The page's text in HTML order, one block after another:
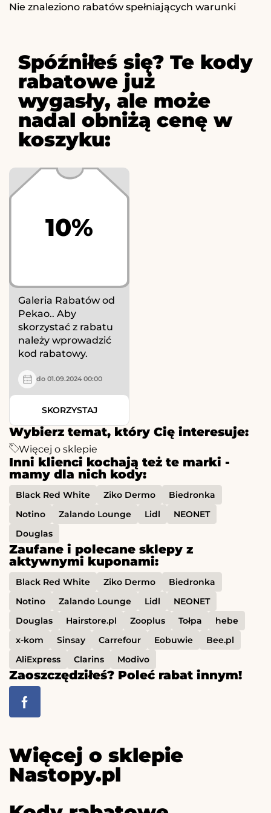
Wybierz temat, który Cię interesuje:
Więcej o sklepie
Inni klienci kochają też te marki -
mamy dla nich kody:
Black Red White Ziko Dermo
Biedronka
Notino
Zalando Lounge Lidl
NEONET
Douglas
Zaufane i polecane sklepy z
aktywnymi kuponami:
Black Red White Ziko Dermo
Biedronka
Notino
Zalando Lounge Lidl
NEONET
Douglas
Hairstore.pl Zooplus Tołpa
hebe
x-kom
Sinsay Carrefour Eobuwie
Bee.pl
AliExpress
Clarins Modivo
Zaoszczędziłeś? Poleć rabat innym!
Nie znaleziono rabatów spełniających warunki
Spóźniłeś się? Te kody
rabatowe już
wygasły, ale może
nadal obniżą cenę w
koszyku:
10%
Galeria Rabatów od
Pekao.. Aby
skorzystać z rabatu
należy wprowadzić
kod rabatowy.
do 01.09.2024 00:00
SKORZYSTAJ
Więcej o sklepie
Nastopy.pl